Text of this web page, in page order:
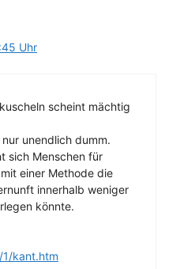
Uhr
scheint mächtig
unendlich dumm.
sich Menschen für
einer Methode die
innerhalb weniger
könnte.
kant.htm